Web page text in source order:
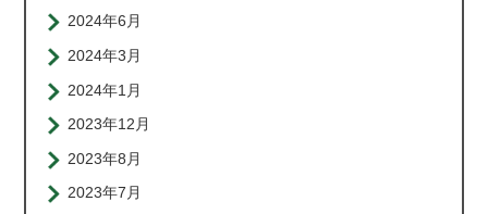
2024年6月
2024年3月
2024年1月
2023年12月
2023年8月
2023年7月